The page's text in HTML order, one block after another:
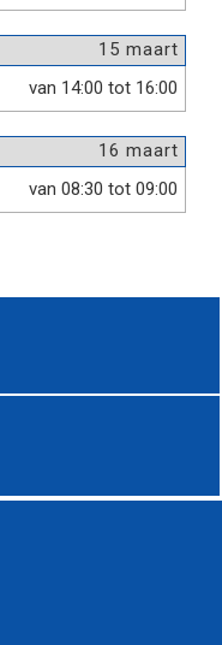
15 maart
van 14:00 tot 16:00
16 maart
van 08:30 tot 09:00